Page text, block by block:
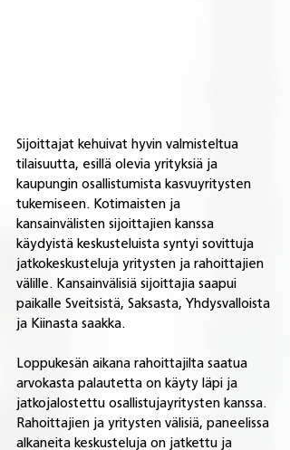
Sijoittajat kehuivat hyvin valmisteltua
tilaisuutta, esillä olevia yrityksiä ja
kaupungin osallistumista kasvuyritysten
tukemiseen. Kotimaisten ja
kansainvälisten sijoittajien kanssa
käydyistä keskusteluista syntyi sovittuja
jatkokeskusteluja yritysten ja rahoittajien
välille. Kansainvälisiä sijoittajia saapui
paikalle Sveitsistä, Saksasta, Yhdysvalloista
ja Kiinasta saakka.
Loppukesän aikana rahoittajilta saatua
arvokasta palautetta on käyty läpi ja
jatkojalostettu osallistujayritysten kanssa.
Rahoittajien ja yritysten välisiä, paneelissa
alkaneita keskusteluja on jatkettu ja